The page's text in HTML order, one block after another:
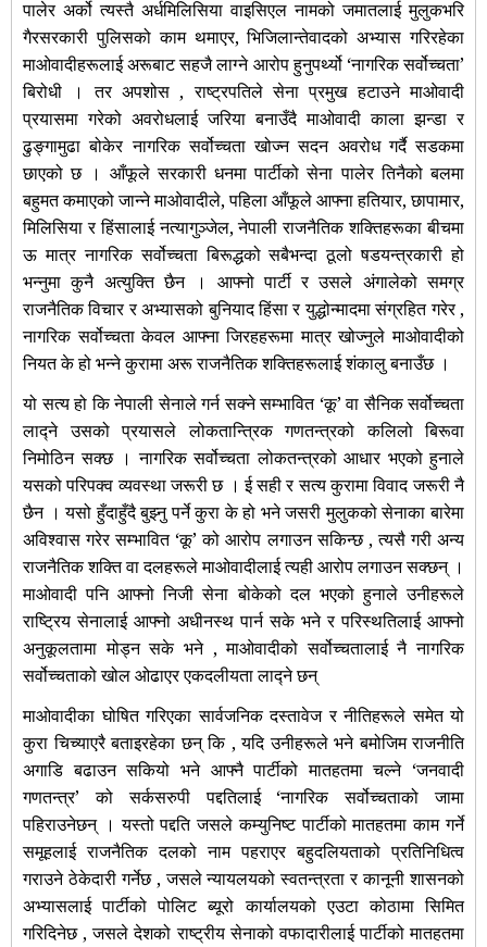
पालेर अर्को त्यस्तै अर्धमिलिसिया वाइसिएल नामको जमातलाई मुलुकभरि
गैरसरकारी पुलिसको काम थमाएर, भिजिलान्तेवादको अभ्यास गरिरहेका
माओवादीहरूलाई अरूबाट सहजै लाग्ने आरोप हुनुपर्थ्यो ‘नागरिक सर्वोच्चता’
बिरोधी । तर अपशोस , राष्ट्रपतिले सेना प्रमुख हटाउने माओवादी
प्रयासमा गरेको अवरोधलाई जरिया बनाउँदै माओवादी काला झन्डा र
ढुङ्गामुढा बोकेर नागरिक सर्वोच्चता खोज्न सदन अवरोध गर्दै सडकमा
छाएको छ । आँफूले सरकारी धनमा पार्टीको सेना पालेर तिनैको बलमा
बहुमत कमाएको जान्ने माओवादीले, पहिला आँफूले आफ्ना हतियार, छापामार,
मिलिसिया र हिंसालाई नत्यागुञ्जेल, नेपाली राजनैतिक शक्तिहरूका बीचमा
ऊ मात्र नागरिक सर्वोच्चता बिरूद्धको सबैभन्दा ठूलो षडयन्त्रकारी हो
भन्नुमा कुनै अत्युक्ति छैन । आफ्नो पार्टी र उसले अंगालेको समग्र
राजनैतिक विचार रअभ्यासको बुनियाद हिंसा र युद्धोन्मादमा संग्रहित गरेर ,
नागरिक सर्वोच्चता केवल आफ्ना जिरहहरूमा मात्र खोज्नुले माओवादीको
नियत के हो भन्ने कुरामा अरू राजनैतिक शक्तिहरूलाई शंकालु बनाउँछ ।
यो सत्य हो किनेपाली सेनाले गर्न सक्ने सम्भावित ‘कू’ वा सैनिक सर्वोच्चता
लाद्ने उसको प्रयासले लोकतान्त्रिक गणतन्त्रको कलिलो बिरूवा
निमोठिन सक्छ । नागरिक सर्वोच्चता लोकतन्त्रको आधार भएको हुनाले
यसको परिपक्व व्यवस्था जरूरी छ । ई सही र सत्य कुरामा विवाद जरूरी नै
छैन । यसो हुँदाहुँदै बुझ्नु पर्ने कुरा के हो भने जसरी मुलुकको सेनाका बारेमा
अविश्वास गरेर सम्भावित ‘कू’ को आरोप लगाउन सकिन्छ , त्यसै गरी अन्य
राजनैतिक शक्ति वा दलहरूले माओवादीलाई त्यही आरोप लगाउन सक्छन् ।
माओवादी पनि आफ्नो निजी सेना बोकेको दल भएको हुनाले उनीहरूले
राष्ट्रिय सेनालाई आफ्नो अधीनस्थ पार्न सके भने र परिस्थतिलाई आफ्नो
अनुकूलतामा मोड्न सके भने , माओवादीको सर्वोच्चतालाई नै नागरिक
सर्वोच्चताको खोल ओढाएर एकदलीयता लाद्ने छन्
माओवादीका घोषित गरिएका सार्वजनिक दस्तावेज र नीतिहरूले समेत यो
कुरा चिच्याएरै बताइरहेका छन् कि , यदि उनीहरूले भने बमोजिम राजनीति
अगाडि बढाउन सकियो भने आफ्नै पार्टीको मातहतमा चल्ने ‘जनवादी
गणतन्त्र’ को सर्कसरुपी पद्दतिलाई ‘नागरिक सर्वोच्चताको जामा
पहिराउनेछन् । यस्तो पद्दति जसले कम्युनिष्ट पार्टीको मातहतमा काम गर्ने
समूहलाई राजनैतिक दलको नाम पहराएर बहुदलियताको प्रतिनिधित्व
गराउने ठेकेदारी गर्नेछ , जसले न्यायलयको स्वतन्त्रता र कानूनी शासनको
अभ्यासलाई पार्टीको पोलिट ब्यूरो कार्यालयको एउटा कोठामा सिमित
गरिदिनेछ , जसले देशको राष्ट्रीय सेनाको वफादारीलाई पार्टीको मातहतमा